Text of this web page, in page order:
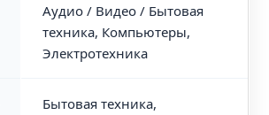
Аудио / Видео / Бытовая
техника, Компьютеры,
Электротехника
Бытовая техника,